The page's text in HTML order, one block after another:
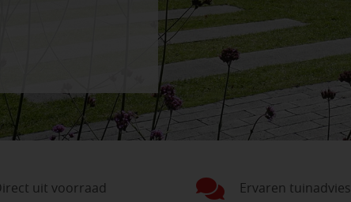
uit voorraad Ervaren tuinadvies